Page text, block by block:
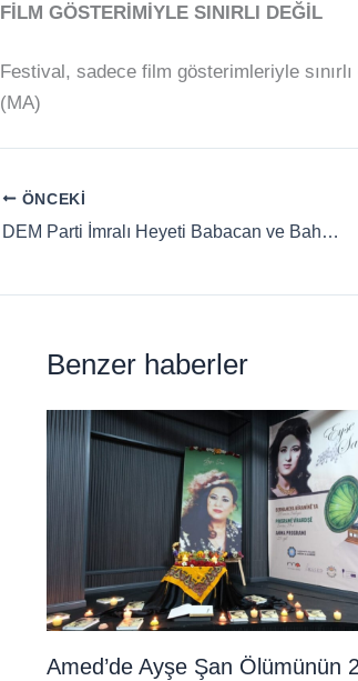
FİLM GÖSTERİMİYLE SINIRLI DEĞİL
Festival, sadece film gösterimleriyle
(MA)
ÖNCEKI
DEM Parti İmralı Heyeti Babacan ve Bahçeli’yi ziyaret edecek
Benzer haberler
Amed’de Ayşe Şan Ölümünün